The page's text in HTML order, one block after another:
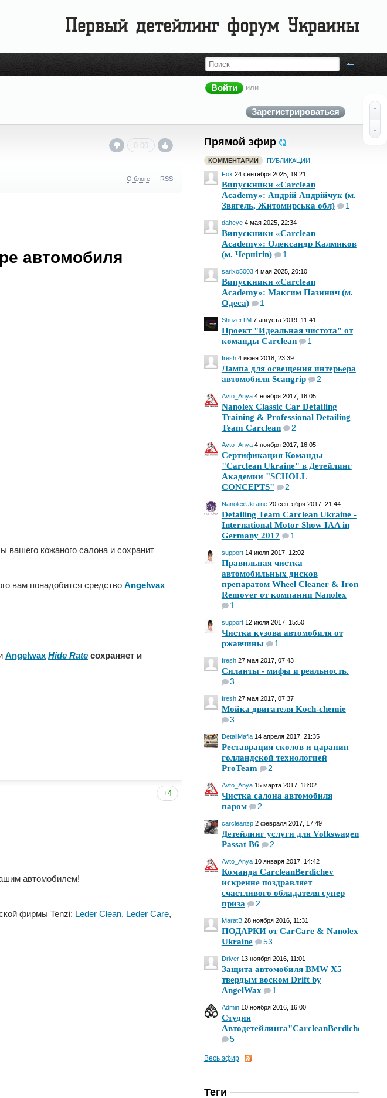
Войти или
Зарегистрироваться
Прямой эфир
КОММЕНТАРИИ
ПУБЛИКАЦИИ
Fox 24 сентября 2025, 19:21
Випускники «Carclean
Academy»: Андрій Андрійчук (м.
Звягель, Житомирська обл)
1
daheye 4 мая 2025, 22:34
Випускники «Carclean
Academy»: Олександр Калмиков
(м. Чернігів)
1
sarixo5003 4 мая 2025, 20:10
Випускники «Carclean
Academy»: Максим Пазинич (м.
Одеса)
1
ShuzerTM 7 августа 2019, 11:41
Проект "Идеальная чистота" от
команды Carclean
1
fresh 4 июня 2018, 23:39
Лампа для освещения интерьера
автомобиля Scangrip
2
Avto_Anya 4 ноября 2017, 16:05
Nanolex Classic Car Detailing
Training & Professional Detailing
Team Carclean
2
Avto_Anya 4 ноября 2017, 16:05
Сертификация Команды
"Carclean Ukraine" в Детейлинг
Академии "SCHOLL
CONCEPTS"
2
NanolexUkraine 20 сентября 2017, 21:44
Detailing Team Carclean Ukraine -
International Motor Show IAA in
Germany 2017
1
support 14 июля 2017, 12:02
Правильная чистка
автомобильных дисков
препаратом Wheel Cleaner & Iron
Remover от компании Nanolex
1
support 12 июля 2017, 15:50
Чистка кузова автомобиля от
ржавчины
1
fresh 27 мая 2017, 07:43
Силанты - мифы и реальность.
3
fresh 27 мая 2017, 07:37
Мойка двигателя Koch-chemie
3
DetailMafia 14 апреля 2017, 21:35
Реставрация сколов и царапин
голландской технологией
ProTeam
2
Avto_Anya 15 марта 2017, 18:02
Чистка салона автомобиля
паром
2
carcleanzp 2 февраля 2017, 17:49
Детейлинг услуги для Volkswagen
Passat B6
2
Avto_Anya 10 января 2017, 14:42
Команда CarcleanBerdichev
искренне поздравляет
счастливого обладателя супер
приза
2
MaratB 28 ноября 2016, 11:31
ПОДАРКИ от СarCare & Nanolex
Ukraine
53
Driver 13 ноября 2016, 11:01
Защита автомобиля BMW X5
твердым воском Drift by
AngelWax
1
Admin 10 ноября 2016, 16:00
Студия
Автодетейлинга"CarcleanBerdichev"
5
Весь эфир
Теги
0.00
О блоге RSS
автомобиля
вашего кожаного салона и сохранит
вам понадобится средство Angelwax
Angelwax Hide Rate сохраняет и
+4
автомобилем!
фирмы ‪‎Tenzi‬: Leder Clean, Leder Care,